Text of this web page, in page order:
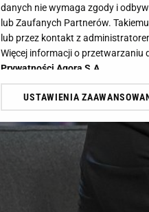
danych nie wymaga zgody i
lub Zaufanych Partnerów.
lub przez kontakt z
Więcej informacji o przetwarzaniu
Prywatności Agora S.A.
Klikając „Akceptuję” wyrażasz
Zaufanych Partnerów i Agora
dotyczące plików cookie,
odnośnik „Ustawienia
plików cookie możliwa jest także
My, nasi Zaufani Partnerzy i
Użycie dokładnych danych
USTAWIENIA